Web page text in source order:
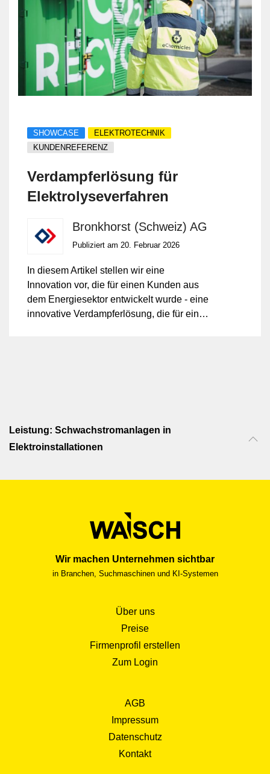
SHOWCASE
ELEKTROTECHNIK
KUNDENREFERENZ
Verdampferlösung für
Elektrolyseverfahren
Bronkhorst (Schweiz) AG
Publiziert am 20. Februar 2026
In diesem Artikel stellen wir eine
Innovation vor, die für einen Kunden aus
dem Energiesektor entwickelt wurde - eine
innovative Verdampferlösung, die für eine
Leistung: Schwachstromanlagen in
Elektroinstallationen
Wir machen Unternehmen sichtbar
in Branchen, Suchmaschinen und KI-Systemen
Über uns
Preise
Firmenprofil erstellen
Zum Login
AGB
Impressum
Datenschutz
Kontakt